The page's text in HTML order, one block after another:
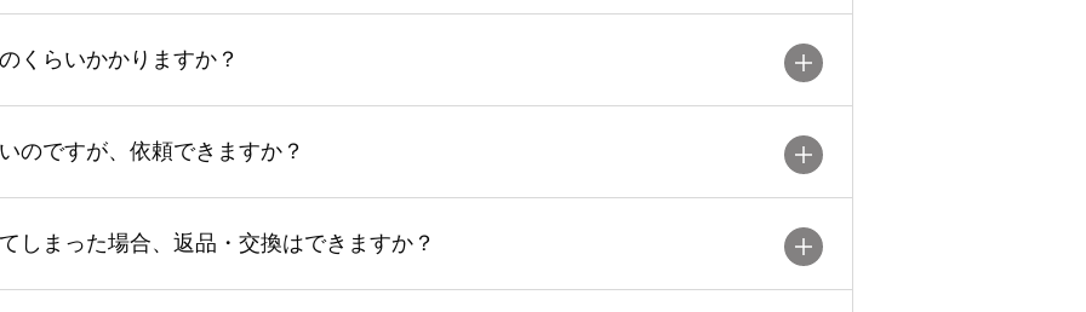
くらいかかりますか？
のですが、依頼できますか？
しまった場合、返品・交換はできますか？